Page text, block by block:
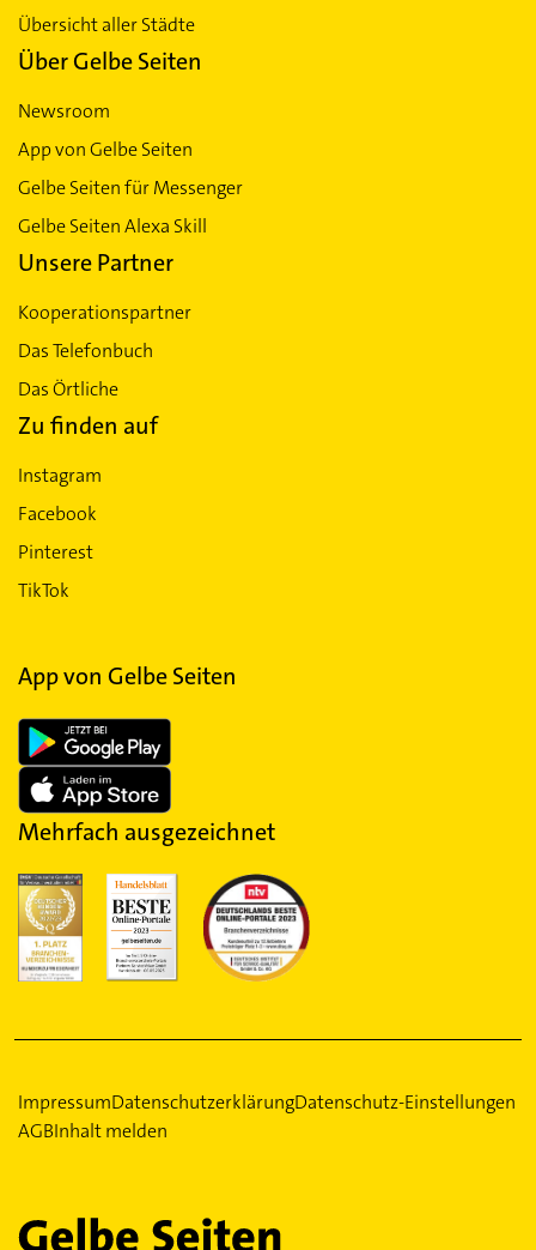
Übersicht aller Städte
Über Gelbe Seiten
Newsroom
App von Gelbe Seiten
Gelbe Seiten für Messenger
Gelbe Seiten Alexa Skill
Unsere Partner
Kooperationspartner
Das Telefonbuch
Das Örtliche
Zu finden auf
Instagram
Facebook
Pinterest
TikTok
App von Gelbe Seiten
Mehrfach ausgezeichnet
ImpressumDatenschutzerklärungDatenschutz-Einstellungen
AGBInhalt melden